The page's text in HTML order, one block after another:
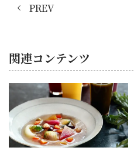
PREV
関連コンテンツ